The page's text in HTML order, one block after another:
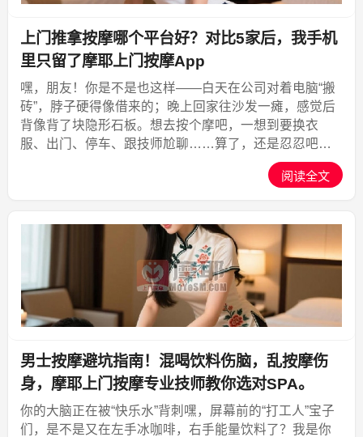
上门推拿按摩哪个平台好？对比5家后，我手机
里只留了摩耶上门按摩App
嘿，朋友！你是不是也这样——白天在公司对着电脑“搬
砖”，脖子硬得像借来的；晚上回家往沙发一瘫，感觉后
背像背了块隐形石板。想去按个摩吧，一想到要换衣
服、出门、停车、跟技师尬聊……算了，还是忍忍吧。
别忍了！今天咱就敞开了聊聊，怎么在家舒舒服服地“躺
平”回血。主角就是那个能让你家客厅秒变SPA馆的神器
阅读全文
男士按摩避坑指南！混喝饮料伤脑，乱按摩伤
身，摩耶上门按摩专业技师教你选对SPA。
你的大脑正在被“快乐水”背刺嘿，屏幕前的“打工人”宝子
们，是不是又在左手冰咖啡，右手能量饮料了？我是你